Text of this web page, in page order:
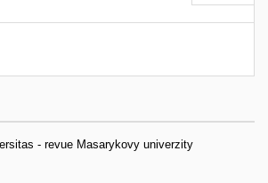
- revue Masarykovy univerzity